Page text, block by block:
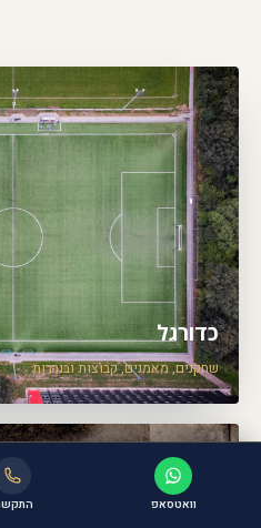
כדורגל
שחקנים, מאמנים, קבוצות ובוררות
וואטסאפ